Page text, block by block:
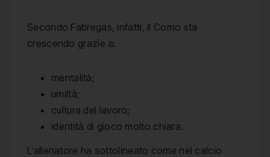
Secondo Fabregas, infatti, il Como sta
crescendo grazie a:
mentalità;
umiltà;
cultura del lavoro;
identità di gioco molto chiara.
L’allenatore ha sottolineato come nel calcio